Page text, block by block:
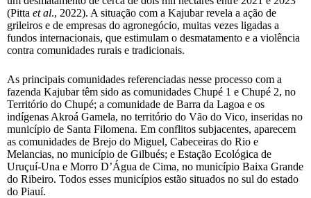
(Pitta et al., 2022). A situação com a Kajubar revela a ação de
grileiros e de empresas do agronegócio, muitas vezes ligadas a
fundos internacionais, que estimulam o desmatamento e a violência
contra comunidades rurais e tradicionais.
As principais comunidades referenciadas nesse processo com a
fazenda Kajubar têm sido as comunidades Chupé 1 e Chupé 2, no
Território do Chupé; a comunidade de Barra da Lagoa e os
indígenas Akroá Gamela, no território do Vão do Vico, inseridas no
município de Santa Filomena. Em conflitos subjacentes, aparecem
as comunidades de Brejo do Miguel, Cabeceiras do Rio e
Melancias, no município de Gilbués; e Estação Ecológica de
Uruçuí-Una e Morro D’Água de Cima, no município Baixa Grande
do Ribeiro. Todos esses municípios estão situados no sul do estado
do Piauí.